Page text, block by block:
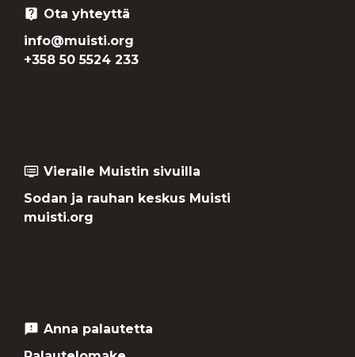
live_help
Ota yhteyttä
info@muisti.org
+358 50 5524 233
dvr Vieraile Muistin sivuilla
Sodan ja rauhan keskus Muisti
muisti.org
feedback Anna palautetta